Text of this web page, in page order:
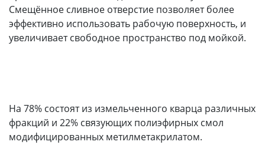
Смещённое сливное отверстие позволяет более
эффективно использовать рабочую поверхность, и
увеличивает свободное пространство под мойкой.
На 78% состоят из измельченного кварца различных
фракций и 22% связующих полиэфирных смол
модифицированных метилметакрилатом.